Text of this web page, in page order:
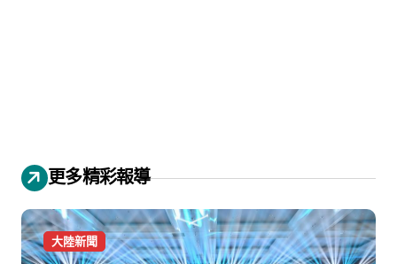
更多精彩報導
大陸新聞